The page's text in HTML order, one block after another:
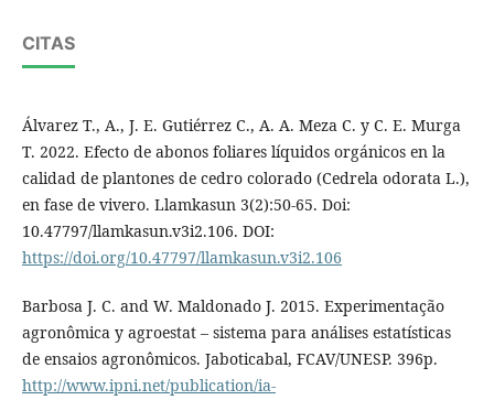
CITAS
Álvarez T., A., J. E. Gutiérrez C., A. A. Meza C. y C. E. Murga
T. 2022. Efecto de abonos foliares líquidos orgánicos en la
calidad de plantones de cedro colorado (Cedrela odorata L.),
en fase de vivero. Llamkasun 3(2):50-65. Doi:
10.47797/llamkasun.v3i2.106. DOI:
https://doi.org/10.47797/llamkasun.v3i2.106
Barbosa J. C. and W. Maldonado J. 2015. Experimentação
agronômica y agroestat – sistema para análises estatísticas
de ensaios agronômicos. Jaboticabal, FCAV/UNESP. 396p.
http://www.ipni.net/publication/ia-